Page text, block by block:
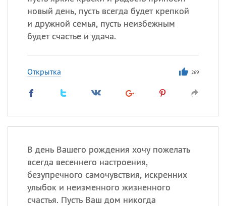
новый день, пусть всегда будет крепкой
и дружной семья, пусть неизбежным
будет счастье и удача.
Открытка 269
В день Вашего рождения хочу пожелать
всегда весеннего настроения,
безупречного самочувствия, искренних
улыбок и неизменного жизненного
счастья. Пусть Ваш дом никогда